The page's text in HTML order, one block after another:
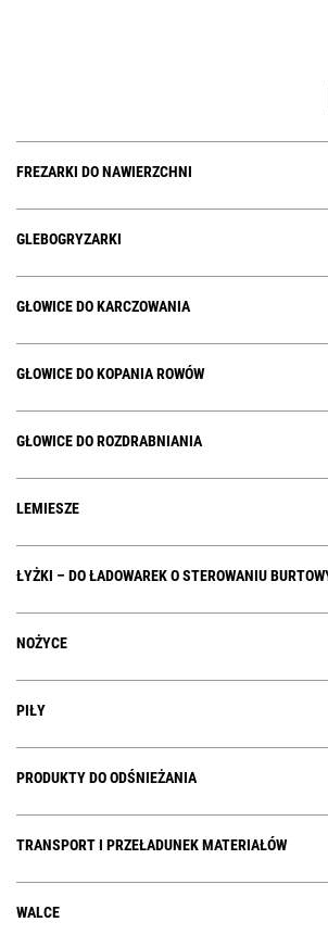
FREZARKI DO NAWIERZCHNI
GLEBOGRYZARKI
GŁOWICE DO KARCZOWANIA
GŁOWICE DO KOPANIA ROWÓW
GŁOWICE DO ROZDRABNIANIA
LEMIESZE
ŁYŻKI – DO ŁADOWAREK O STEROWANIU
NOŻYCE
PIŁY
PRODUKTY DO ODŚNIEŻANIA
TRANSPORT I PRZEŁADUNEK MATERIAŁÓW
WALCE